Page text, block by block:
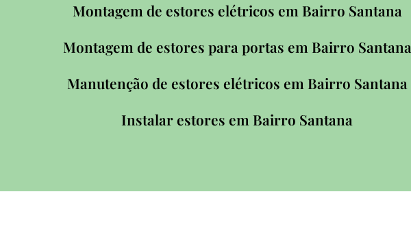
Montagem de estores elétricos em Bairro Santana
Montagem de estores para portas em Bairro Santana
Manutenção de estores elétricos em Bairro Santana
Instalar estores em Bairro Santana